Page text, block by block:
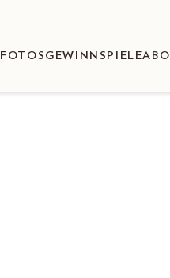
FOTOS GEWINNSPIELEABO